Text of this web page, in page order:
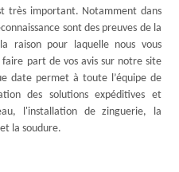
très important. Notamment dans
sont des preuves de la
raison pour laquelle nous vous
part de vos avis sur notre site
date permet à toute l’équipe de
des solutions expéditives et
l'installation de zinguerie, la
la soudure.